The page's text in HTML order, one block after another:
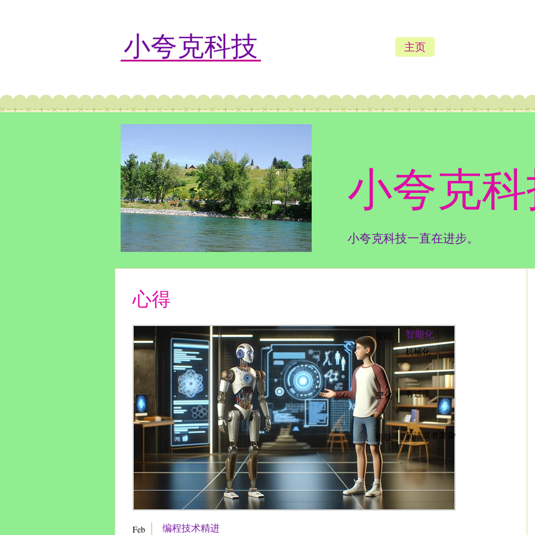
小夸克科技 主页
小夸克
小夸克科技一直在进步。
心得
Feb 编程技术精进
智能 智能化
机械化.
变化 有过度
排版 简洁或者复杂